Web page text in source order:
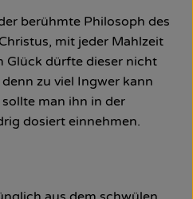
berühmte Philosoph des
mit jeder Mahlzeit
Glück dürfte dieser nicht
zu viel Ingwer kann
man ihn in der
dosiert einnehmen.